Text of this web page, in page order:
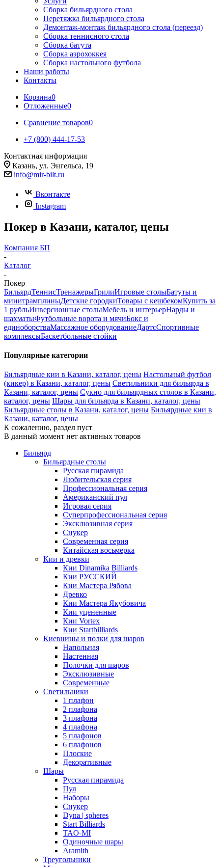
Сборка бильярдного стола
Перетяжка бильярдного стола
Демонтаж-монтаж бильярдного стола (переезд)
Сборка теннисного стола
Сборка батута
Сборка аэрохоккея
Сборка настольного футбола
Наши работы
Контакты
Корзина0
Отложенные0
Сравнение товаров0
+7 (800) 444-17-53
Контактная информация
Казань, ул. Энгельса, 19
info@mir-bilt.ru
Вконтакте
Instagram
Покер в Казани, каталог, цены
Компания БП
-
Каталог
-
Покер
БильярдТеннисТренажерыГрилиИгровые столыБатуты и
минитрамплиныДетские городкиТовары с кешбекомКупить за
1 рубльИнверсионные столыМебель и интерьерНарды и
шахматыФутбольные ворота и мячиБокс и
единоборстваМассажное оборудованиеДартсСпортивные
комплексыБаскетбольные стойки
Популярные категории
Бильярдные кии в Казани, каталог, цены Настольный футбол
(кикер) в Казани, каталог, цены Светильники для бильярда в
Казани, каталог, цены Сукно для бильярдных столов в Казани,
каталог, цены Шары для бильярда в Казани, каталог, цены
Бильярдные столы в Казани, каталог, цены Бильярдные кии в
Казани, каталог, цены
К сожалению, раздел пуст
В данный момент нет активных товаров
Бильярд
Бильярдные столы
Русская пирамида
Любительская серия
Профессиональная серия
Американский пул
Игровая серия
Суперпрофессиональная серия
Эксклюзивная серия
Снукер
Современная серия
Китайская восьмерка
Кии и древки
Кии Dinamika Billiards
Кии РУССКИЙ
Кии Мастера Рябова
Древко
Кии Мастера Якубовича
Кии уцененные
Кии Vortex
Кии Startbilliards
Киевницы и полки для шаров
Напольная
Настенная
Полочки для шаров
Эксклюзивные
Современные
Светильники
1 плафон
2 плафона
3 плафона
4 плафона
5 плафонов
6 плафонов
Плоские
Декоративные
Шары
Русская пирамида
Пул
Наборы
Снукер
Dyna | spheres
Start Billiards
TAO-MI
Одиночные шары
Aramith
Треугольники